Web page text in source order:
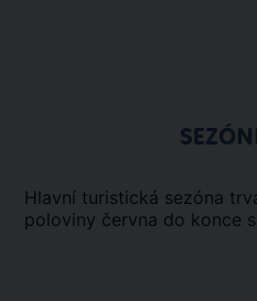
Hlavní turistická sezóna
poloviny června do konce